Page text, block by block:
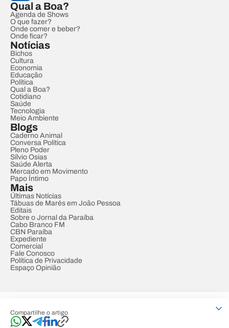
Compartilhe o artigo
Qual a Boa?
Agenda de Shows
O que fazer?
Onde comer e beber?
Onde ficar?
Notícias
Bichos
Cultura
Economia
Educação
Política
Qual a Boa?
Cotidiano
Saúde
Tecnologia
Meio Ambiente
Blogs
Caderno Animal
Conversa Política
Pleno Poder
Sílvio Osias
Saúde Alerta
Mercado em Movimento
Papo Íntimo
Mais
Últimas Notícias
Tábuas de Marés em João Pessoa
Editais
Sobre o Jornal da Paraíba
Cabo Branco FM
CBN Paraíba
Expediente
Comercial
Fale Conosco
Política de Privacidade
Espaço Opinião
Developed by Designed by